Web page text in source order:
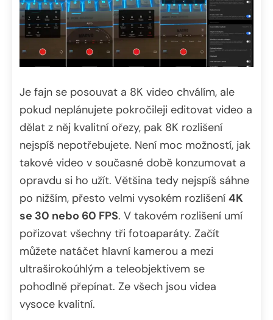
Je fajn se posouvat a 8K video chválím, ale
pokud neplánujete pokročileji editovat video a
dělat z něj kvalitní ořezy, pak 8K rozlišení
nejspíš nepotřebujete. Není moc možností, jak
takové video v současné době konzumovat a
opravdu si ho užít. Většina tedy nejspíš sáhne
po nižším, přesto velmi vysokém rozlišení 4K
se 30 nebo 60 FPS. V takovém rozlišení umí
pořizovat všechny tři fotoaparáty. Začít
můžete natáčet hlavní kamerou a mezi
ultraširokoúhlým a teleobjektivem se
pohodlně přepínat. Ze všech jsou videa
vysoce kvalitní.